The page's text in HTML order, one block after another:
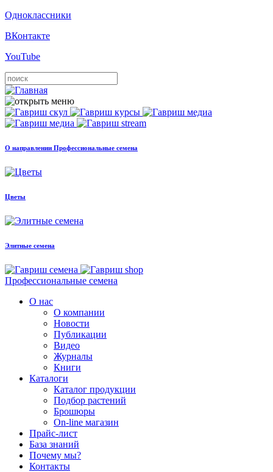
Одноклассники
ВКонтакте
YouTube
О направлении Профессиональные семена
Цветы
Элитные семена
Профессиональные семена
О нас
О компании
Новости
Публикации
Видео
Журналы
Книги
Каталоги
Каталог продукции
Подбор растений
Брошюры
On-line магазин
Прайс-лист
База знаний
Почему мы?
Контакты